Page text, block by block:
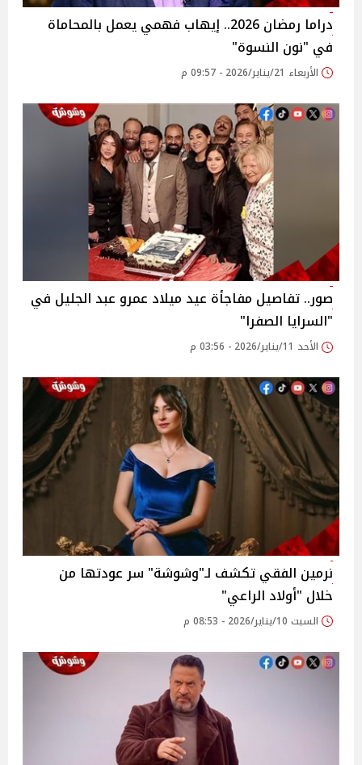
دراما رمضان 2026.. إيهاب فهمي يعمل بالمحاماة
في "نون النسوة"
الأربعاء 21/يناير/2026 - 09:57 م
صور.. تفاصيل مفاجأة عيد ميلاد عمرو عبد الجليل في
"السرايا الصفرا"
الأحد 11/يناير/2026 - 03:56 م
نرمين الفقي تكشف لـ"وشوشة" سر عودتها من
خلال "أولاد الراعي"
السبت 10/يناير/2026 - 08:53 م